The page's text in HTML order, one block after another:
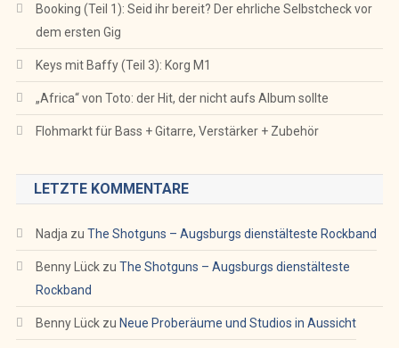
Booking (Teil 1): Seid ihr bereit? Der ehrliche Selbstcheck vor
dem ersten Gig
Keys mit Baffy (Teil 3): Korg M1
„Africa“ von Toto: der Hit, der nicht aufs Album sollte
Flohmarkt für Bass + Gitarre, Verstärker + Zubehör
LETZTE KOMMENTARE
Nadjazu The Shotguns – Augsburgs dienstälteste Rockband
Benny Lückzu The Shotguns – Augsburgs dienstälteste
Rockband
Benny Lückzu Neue Proberäume und Studios in Aussicht